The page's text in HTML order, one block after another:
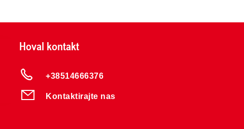
Hoval kontakt
+38514666376
Kontaktirajte nas